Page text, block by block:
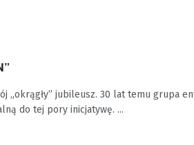
„okrągły” jubileusz. 30 lat temu grupa
do tej pory inicjatywę. ...